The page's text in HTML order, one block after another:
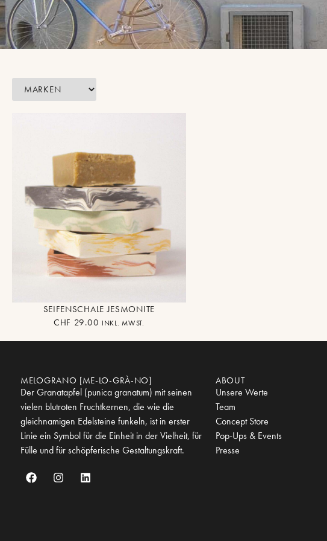
SEIFENSCHALE JESMONITE
CHF 29.00 INKL. MWST.
MELOGRANO [ME-LO-GRÀ-NO]
Der Granatapfel (punica granatum) mit seinen
vielen blutroten Fruchtkernen, die wie die
gleichnamigen Edelsteine funkeln, ist in erster
Linie ein Symbol für die Einheit in der Vielheit, für
Fülle und für schöpferische Gestaltungskraft.
ABOUT
Unsere Werte
Team
Concept Store
Pop-Ups & Events
Presse